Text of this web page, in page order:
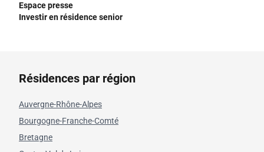
Espace presse
Investir en résidence senior
Résidences par région
Auvergne-Rhône-Alpes
Bourgogne-Franche-Comté
Bretagne